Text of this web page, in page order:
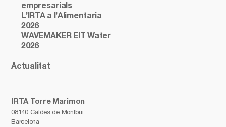
IRTA Torre Marimon
08140 Caldes de Montbui
Barcelona
empresarials
L’IRTA a l’Alimentaria
2026
WAVEMAKER EIT Water
2026
Actualitat